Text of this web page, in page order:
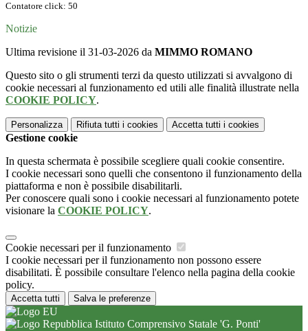
Contatore click: 50
Notizie
Ultima revisione il 31-03-2026 da MIMMO ROMANO
Questo sito o gli strumenti terzi da questo utilizzati si avvalgono di
cookie necessari al funzionamento ed utili alle finalità illustrate nella
COOKIE POLICY.
Personalizza Rifiuta tutti i cookies Accetta tutti i cookies
Gestione cookie
In questa schermata è possibile scegliere quali cookie consentire.
I cookie necessari sono quelli che consentono il funzionamento della
piattaforma e non è possibile disabilitarli.
Per conoscere quali sono i cookie necessari al funzionamento potete
visionare la COOKIE POLICY.
Cookie necessari per il funzionamento
I cookie necessari per il funzionamento non possono essere
disabilitati. È possibile consultare l'elenco nella pagina della cookie
policy.
Accetta tutti Salva le preferenze
Istituto Comprensivo Statale 'G. Ponti'